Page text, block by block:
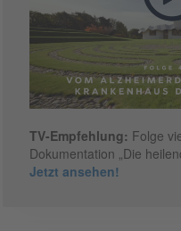
TV-Empfehlung: Folge
Dokumentation „Die
Jetzt ansehen!